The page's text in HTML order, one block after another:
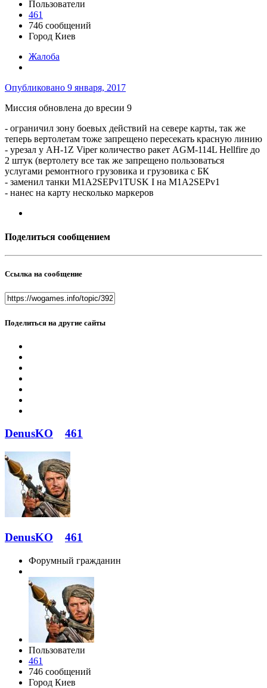
Пользователи
461
746 сообщений
Город Киев
Жалоба
Опубликовано 9 января, 2017
Миссия обновлена до вресии 9
- ограничил зону боевых действий на севере карты, так же
теперь вертолетам тоже запрещено пересекать красную линию
- урезал у AH-1Z Viper количество ракет AGM-114L Hellfire до
2 штук (вертолету все так же запрещено пользоваться
услугами ремонтного грузовика и грузовика с БК
- заменил танки M1A2SEPv1TUSK I на M1A2SEPv1
- нанес на карту несколько маркеров
Поделиться сообщением
Ссылка на сообщение
Поделиться на другие сайты
DenusKO 461
DenusKO 461
Форумный гражданин
Пользователи
461
746 сообщений
Город Киев